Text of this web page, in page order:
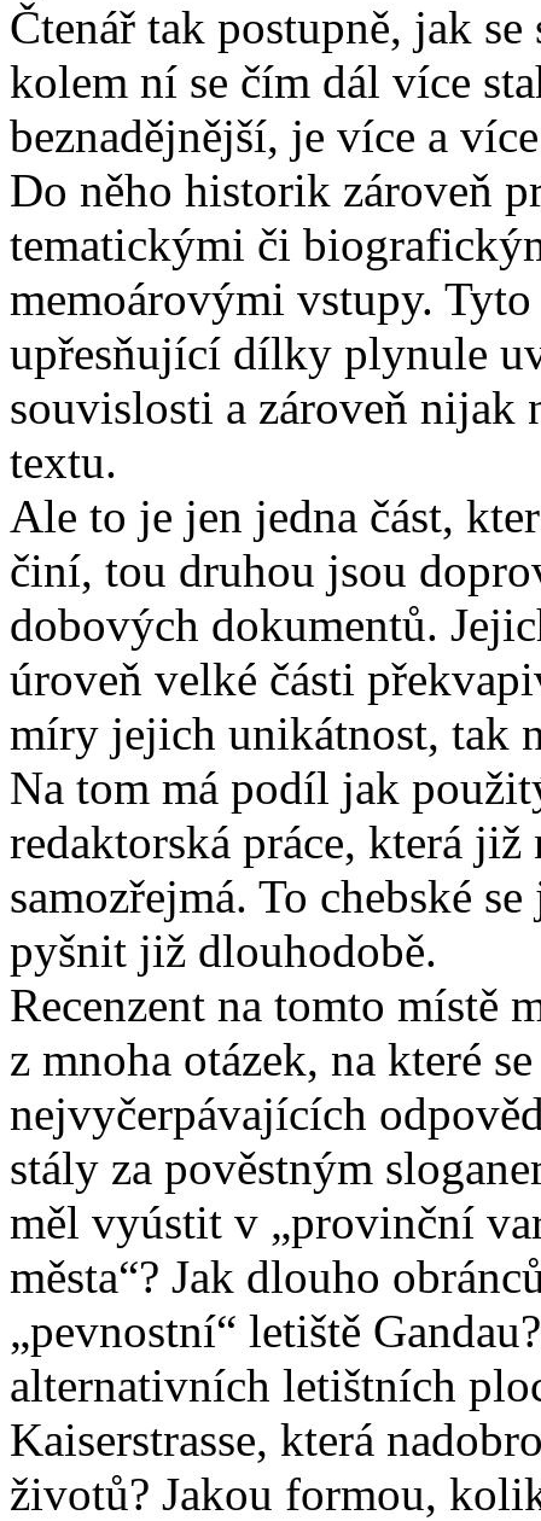
Čtenář tak postupně, jak
kolem ní se čím dál více
beznadějnější, je více a
Do něho historik zároveň
tematickými či
memoárovými vstupy.
upřesňující dílky plynule
souvislosti a zároveň nijak
textu.
Ale to je jen jedna část,
činí, tou druhou jsou
dobových dokumentů.
úroveň velké části
míry jejich unikátnost, tak
Na tom má podíl jak
redaktorská práce, která
samozřejmá. To chebské
pyšnit již dlouhodobě.
Recenzent na tomto místě
z mnoha otázek, na které
nejvyčerpávajících
stály za pověstným
měl vyústit v „provinční
města“? Jak dlouho
„pevnostní“ letiště
alternativních letištních
Kaiserstrasse, která
životů? Jakou formou,